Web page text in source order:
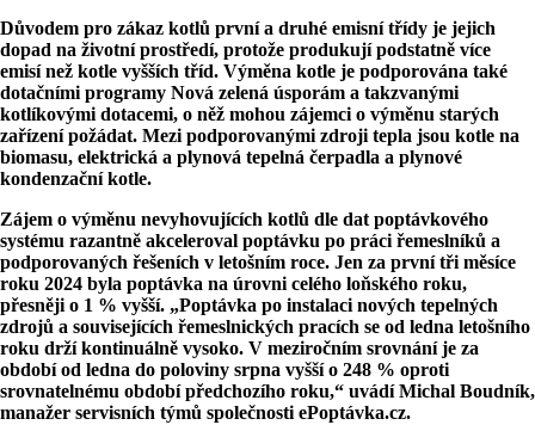
Důvodem pro zákaz kotlů první a druhé emisní třídy je jejich
dopad na životní prostředí, protože produkují podstatně více
emisí než kotle vyšších tříd. Výměna kotle je podporována také
dotačními programy Nová zelená úsporám a takzvanými
kotlíkovými dotacemi, o něž mohou zájemci o výměnu starých
zařízení požádat. Mezi podporovanými zdroji tepla jsou kotle na
biomasu, elektrická a plynová tepelná čerpadla a plynové
kondenzační kotle.
Zájem o výměnu nevyhovujících kotlů dle dat poptávkového
systému razantně akceleroval poptávku po práci řemeslníků a
podporovaných řešeních v letošním roce. Jen za první tři měsíce
roku 2024 byla poptávka na úrovni celého loňského roku,
přesněji o 1 % vyšší. „Poptávka po instalaci nových tepelných
zdrojů a souvisejících řemeslnických pracích se od ledna letošního
roku drží kontinuálně vysoko. V meziročním srovnání je za
období od ledna do poloviny srpna vyšší o 248 % oproti
srovnatelnému období předchozího roku,“ uvádí Michal Boudník,
manažer servisních týmů společnosti ePoptávka.cz.